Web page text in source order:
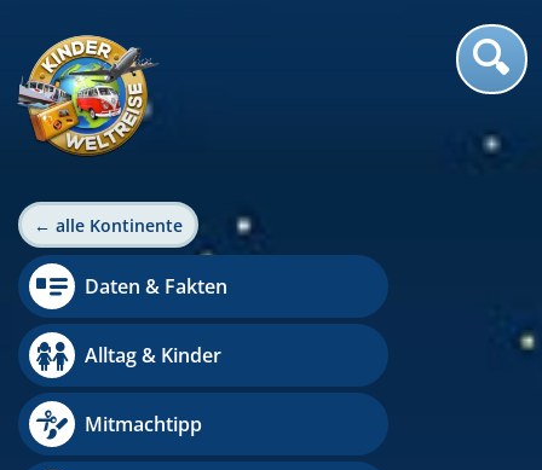
← alle Kontinente
Daten & Fakten
Alltag & Kinder
Mitmachtipp